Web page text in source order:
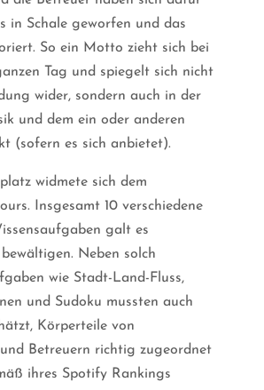
in Schale geworfen und das
So ein Motto zieht sich bei
Tag und spiegelt sich nicht
wider, sondern auch in der
und dem ein oder anderen
(sofern es sich anbietet).
widmete sich dem
Insgesamt 10 verschiedene
galt es
Neben solch
wie Stadt-Land-Fluss,
und Sudoku mussten auch
Körperteile von
Betreuern richtig zugeordnet
ihres Spotify Rankings